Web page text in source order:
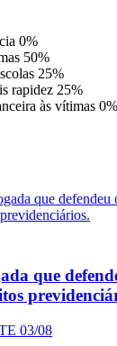
0%
50%
25%
rapidez 25%
às vítimas 0%
que